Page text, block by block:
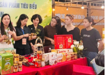
Đời sống
Nhà đẹp
Blog